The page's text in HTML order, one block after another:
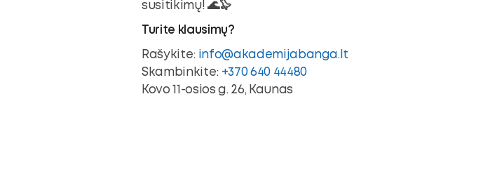
susitikimų! 🌊🦭
Turite klausimų?
Rašykite:
info@akademijabanga.lt
Skambinkite: +370 640 44480
Kovo 11-osios g. 26, Kaunas